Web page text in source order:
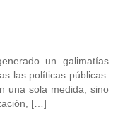
un galimatías
las políticas públicas.
una sola medida, sino
[…]